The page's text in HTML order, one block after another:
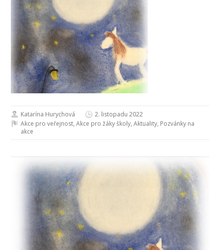
Katarína Hurychová
2. listopadu 2022
Akce pro veřejnost,Akce pro žáky školy,Aktuality, Pozvánky na
akce